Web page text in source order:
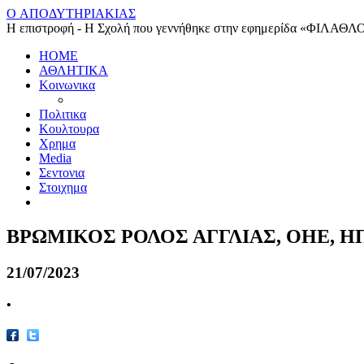
O ΑΠΟΔΥΤΗΡΙΑΚΙΑΣ
Η επιστροφή - Η Σχολή που γεννήθηκε στην εφημερίδα
HOME
ΑΘΛΗΤΙΚΑ
Κοινωνικα
Πολιτικα
Κουλτουρα
Χρημα
Media
Σεντονια
Στοιχημα
ΒΡΩΜΙΚΟΣ ΡΟΛΟΣ ΑΓΓΛΙΑΣ, ΟΗΕ,
21/07/2023
•